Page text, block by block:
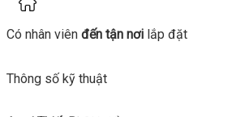
Có nhân viên đến tận nơi lắp đặt
Thông số kỹ thuật